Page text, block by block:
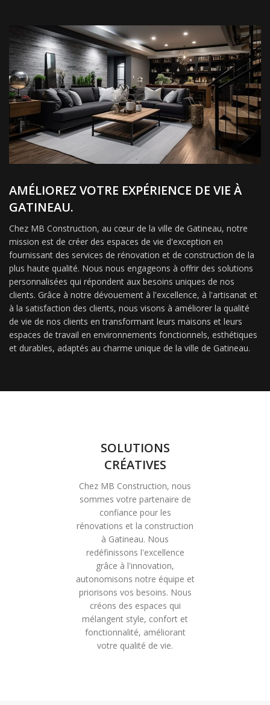
AMÉLIOREZ VOTRE EXPÉRIENCE DE VIE À
GATINEAU.
Chez MB Construction, au cœur de la ville de Gatineau, notre
mission est de créer des espaces de vie d'exception en
fournissant des services de rénovation et de construction de la
plus haute qualité. Nous nous engageons à offrir des solutions
personnalisées qui répondent aux besoins uniques de nos
clients. Grâce à notre dévouement à l'excellence, à l'artisanat et
à la satisfaction des clients, nous visons à améliorer la qualité
de vie de nos clients en transformant leurs maisons et leurs
espaces de travail en environnements fonctionnels, esthétiques
et durables, adaptés au charme unique de la ville de Gatineau.
SOLUTIONS
CRÉATIVES
Chez MB Construction, nous
sommes votre partenaire de
confiance pour les
rénovations et la construction
à Gatineau. Nous
redéfinissons l'excellence
grâce à l'innovation,
autonomisons notre équipe et
priorisons vos besoins. Nous
créons des espaces qui
mélangent style, confort et
fonctionnalité, améliorant
votre qualité de vie.